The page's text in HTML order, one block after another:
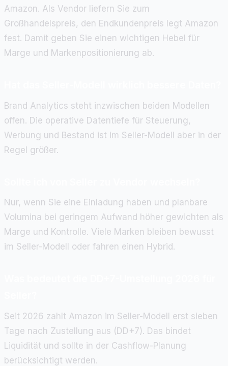
Amazon. Als Vendor liefern Sie zum
Großhandelspreis, den Endkundenpreis legt Amazon
fest. Damit geben Sie einen wichtigen Hebel für
Marge und Markenpositionierung ab.
Brand Analytics steht inzwischen beiden Modellen
offen. Die operative Datentiefe für Steuerung,
Werbung und Bestand ist im Seller-Modell aber in der
Regel größer.
Nur, wenn Sie eine Einladung haben und planbare
Volumina bei geringem Aufwand höher gewichten als
Marge und Kontrolle. Viele Marken bleiben bewusst
im Seller-Modell oder fahren einen Hybrid.
Seit 2026 zahlt Amazon im Seller-Modell erst sieben
Tage nach Zustellung aus (DD+7). Das bindet
Liquidität und sollte in der Cashflow-Planung
berücksichtigt werden.